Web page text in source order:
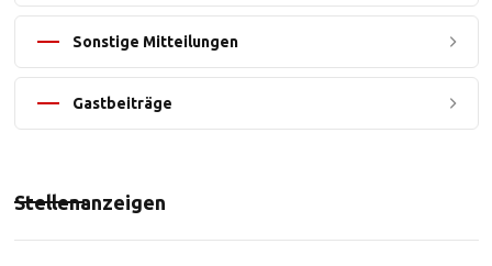
Sonstige Mitteilungen
Gastbeiträge
Stellenanzeigen